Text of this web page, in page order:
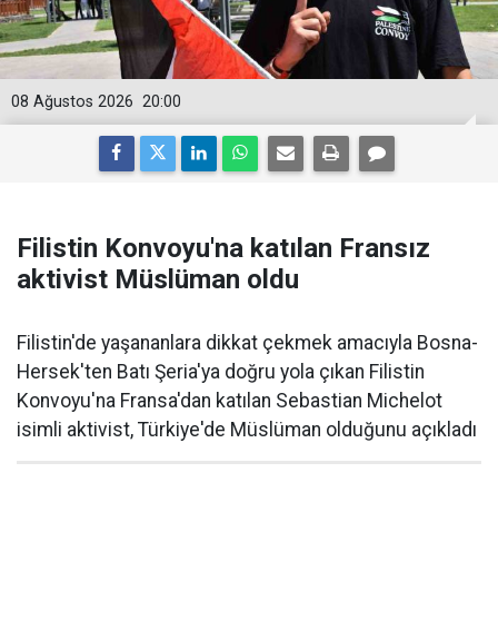
20:00
08 Ağustos 2026
Filistin Konvoyu'na katılan Fransız
aktivist Müslüman oldu
Filistin'de yaşananlara dikkat çekmek amacıyla Bosna-
Hersek'ten Batı Şeria'ya doğru yola çıkan Filistin
Konvoyu'na Fransa'dan katılan Sebastian Michelot
isimli aktivist, Türkiye'de Müslüman olduğunu açıkladı